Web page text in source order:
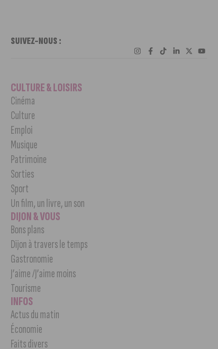
SUIVEZ-NOUS :
CULTURE & LOISIRS
Cinéma
Culture
Emploi
Musique
Patrimoine
Sorties
Sport
Un film, un livre, un son
DIJON & VOUS
Bons plans
Dijon à travers le temps
Gastronomie
J’aime /J’aime moins
Tourisme
INFOS
Actus du matin
Économie
Faits divers